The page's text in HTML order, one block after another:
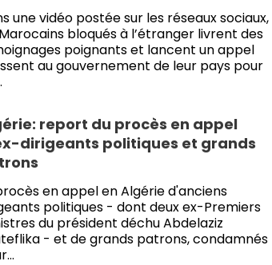
une vidéo postée sur les réseaux sociaux,
bloqués à l’étranger livrent des
poignants et lancent un appel
au gouvernement de leur pays pour
report du procès en appel
dirigeants politiques et grands
en appel en Algérie d'anciens
politiques - dont deux ex-Premiers
du président déchu Abdelaziz
- et de grands patrons, condamnés